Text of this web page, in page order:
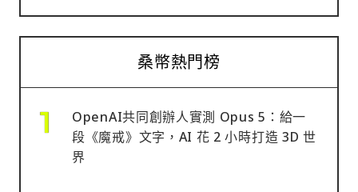
桑幣熱門榜
OpenAI共同創辦人實測 Opus 5：給一
段《魔戒》文字，AI 花 2 小時打造 3D 世
界